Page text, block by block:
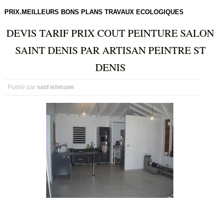
PRIX.MEILLEURS BONS PLANS TRAVAUX ECOLOGIQUES
DEVIS TARIF PRIX COUT PEINTURE SALON
SAINT DENIS PAR ARTISAN PEINTRE ST
DENIS
Publié par said lehmane